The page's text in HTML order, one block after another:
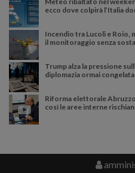
ecco dove colpirà l’Italia
Incendio tra Lucoli e Roio,
il monitoraggio senza
Trump alza la pressione
diplomazia ormai congelata
Riforma elettorale
così le aree interne